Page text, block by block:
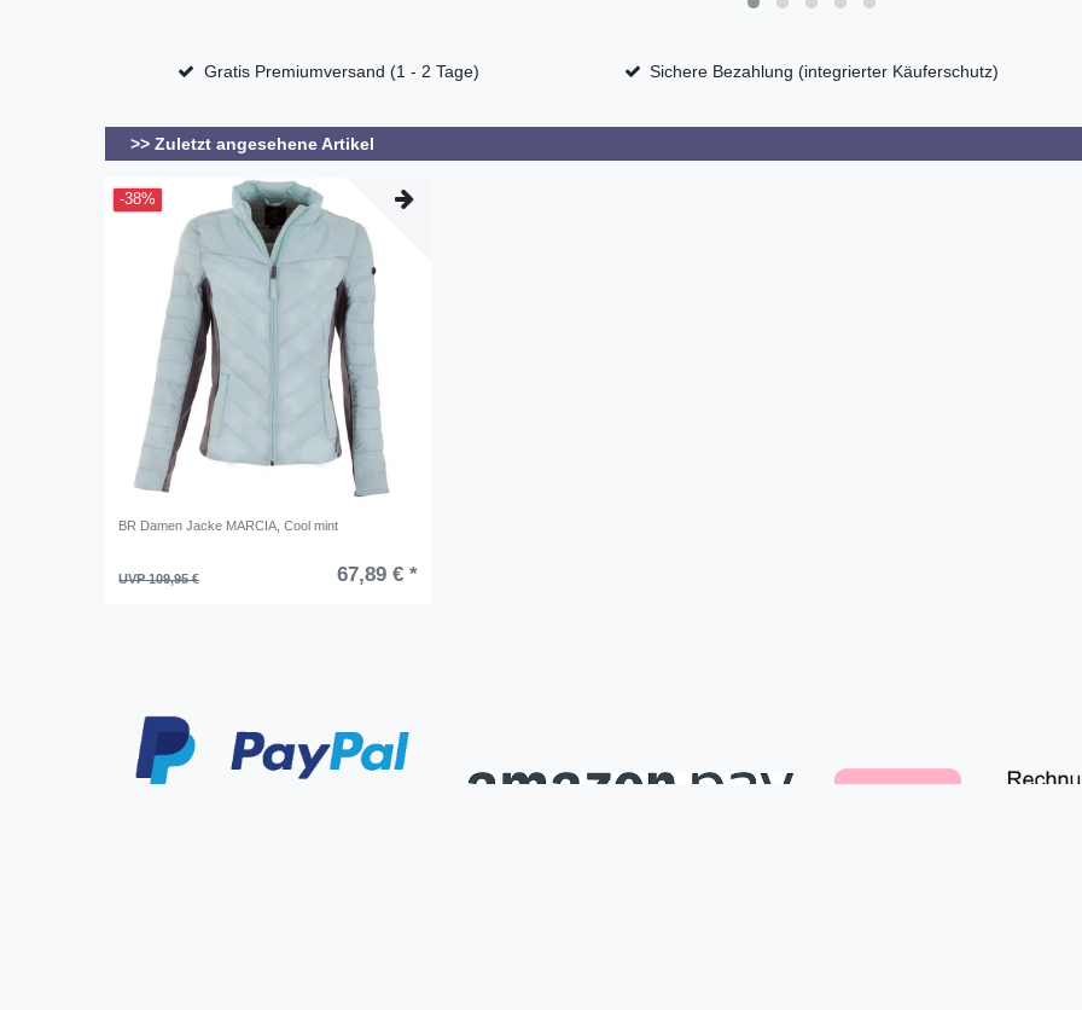
Gratis Premiumversand (1 - 2 Tage) Sichere Bezahlung (integrierter Käuferschutz)
>> Zuletzt angesehene Artikel
-38%
BR Damen Jacke MARCIA, Cool mint
UVP 109,95 € 67,89 € *